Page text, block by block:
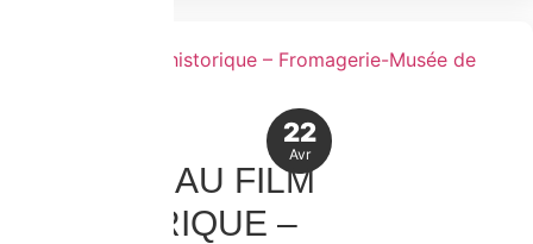
22
Avr
NOUVEAU FILM
HISTORIQUE –